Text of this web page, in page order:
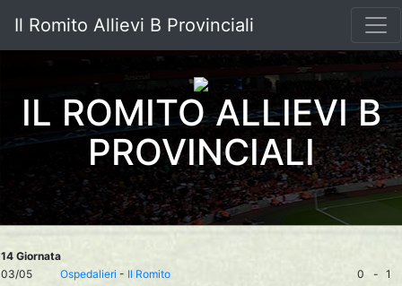
Il Romito Allievi B Provinciali
IL ROMITO ALLIEVI B
PROVINCIALI
14 Giornata
03/05
Ospedalieri - Il Romito 0 - 1